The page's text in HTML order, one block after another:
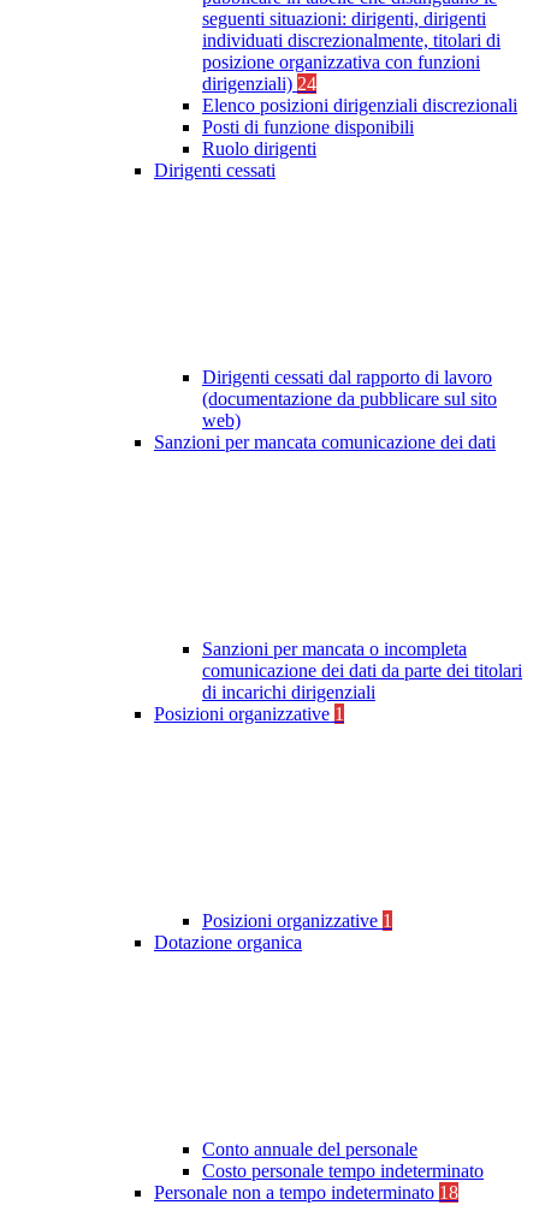
seguenti situazioni: dirigenti, dirigenti
individuati discrezionalmente, titolari di
posizione organizzativa con funzioni
dirigenziali) 24
Elenco posizioni dirigenziali discrezionali
Posti di funzione disponibili
Ruolo dirigenti
Dirigenti cessati
Dirigenti cessati dal rapporto di lavoro
(documentazione da pubblicare sul sito
web)
Sanzioni per mancata comunicazione dei dati
Sanzioni per mancata o incompleta
comunicazione dei dati da parte dei titolari
di incarichi dirigenziali
Posizioni organizzative 1
Posizioni organizzative 1
Dotazione organica
Conto annuale del personale
Costo personale tempo indeterminato
Personale non a tempo indeterminato 18